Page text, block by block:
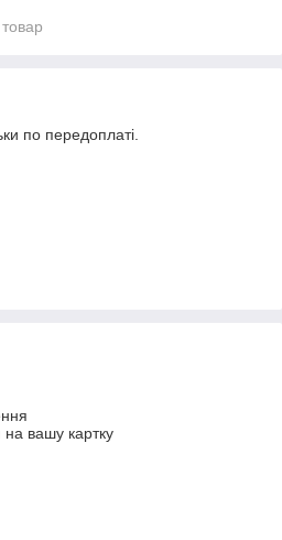
по передоплаті.
на вашу картку